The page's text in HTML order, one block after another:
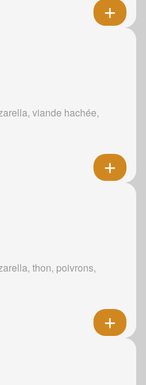
viande hachée,
thon, poivrons,